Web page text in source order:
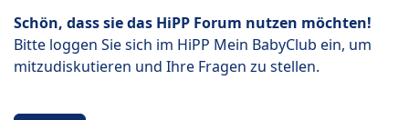
Schön, dass sie das HiPP Forum nutzen möchten!
Bitte loggen Sie sich im HiPP Mein BabyClub ein, um
mitzudiskutieren und Ihre Fragen zu stellen.